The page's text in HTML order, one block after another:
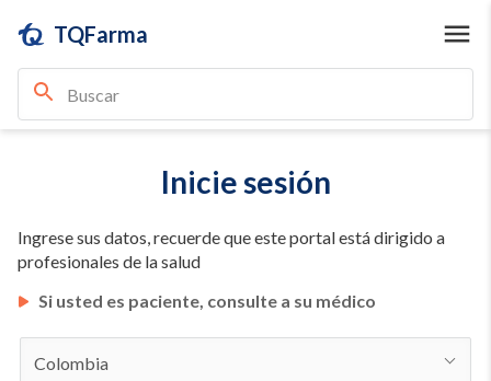
TQFarma
Inicie sesión
Ingrese sus datos, recuerde que este portal está dirigido a
profesionales de la salud
Si usted es paciente, consulte a su médico